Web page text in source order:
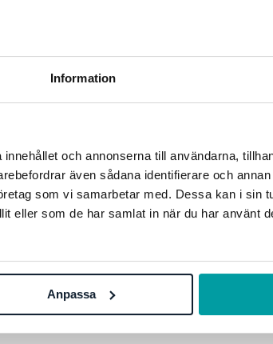
Information
och annonserna till användarna,
även sådana identifierare och
som vi samarbetar med. Dessa kan i sin
eller som de har samlat in när du har använt
Anpassa
När kommer det att
Vad vet vi idag?
Vad är fortfarande
Varför är ett verktyg
Varför måste processen
är
hållbarhetsrapportering
förstå hur digital taggning
efterlevnad.